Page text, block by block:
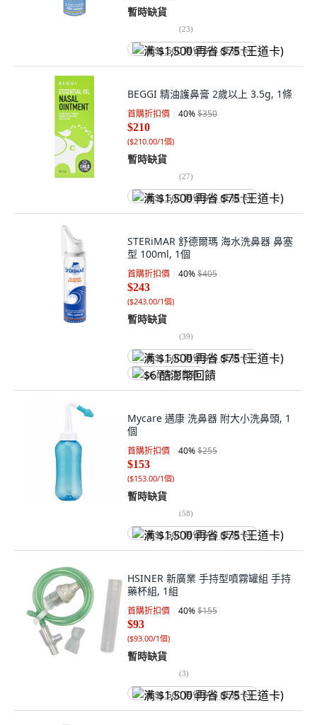
暫時缺貨
(23)
满 $1,500 再省 $75 (王道卡)
BEGGI 精油護鼻膏 2歲以上 3.5g, 1條
首購折扣價 40%$350
$210
($210.00/1個)
暫時缺貨
(27)
满 $1,500 再省 $75 (王道卡)
STERiMAR 舒德爾瑪 海水洗鼻器 鼻塞
型 100ml, 1個
首購折扣價 40%$405
$243
($243.00/1個)
暫時缺貨
(39)
满 $1,500 再省 $75 (王道卡)
$6 酷澎幣回饋
Mycare 邁康 洗鼻器 附大小洗鼻頭, 1
個
首購折扣價 40%$255
$153
($153.00/1個)
暫時缺貨
(58)
满 $1,500 再省 $75 (王道卡)
HSINER 新廣業 手持型噴霧罐組 手持
藥杯組, 1組
首購折扣價 40%$155
$93
($93.00/1個)
暫時缺貨
(3)
满 $1,500 再省 $75 (王道卡)